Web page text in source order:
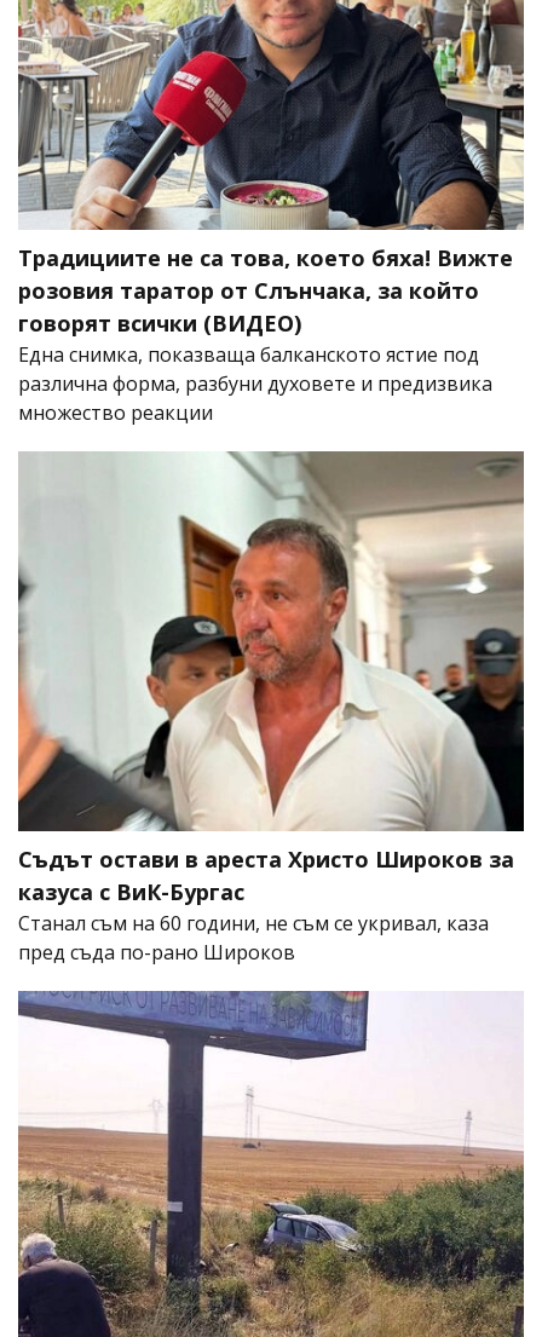
Традициите не са това, което бяха! Вижте
розовия таратор от Слънчака, за който
говорят всички (ВИДЕО)
Една снимка, показваща балканското ястие под
различна форма, разбуни духовете и предизвика
множество реакции
Съдът остави в ареста Христо Широков за
казуса с ВиК-Бургас
Станал съм на 60 години, не съм се укривал, каза
пред съда по-рано Широков